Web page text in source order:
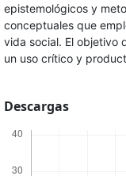
epistemológicos y
conceptuales que
vida social. El objetivo
un uso crítico y
Descargas